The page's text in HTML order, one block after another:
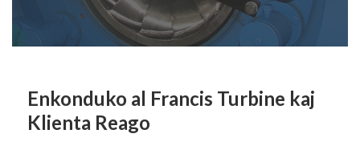
Enkonduko al Francis Turbine kaj
Klienta Reago